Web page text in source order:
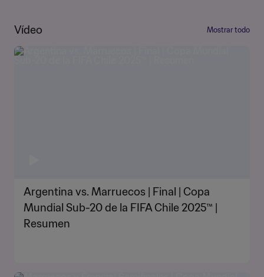
Vídeo Mostrar todo
Argentina vs. Marruecos | Final | Copa
Mundial Sub-20 de la FIFA Chile 2025™ |
Resumen